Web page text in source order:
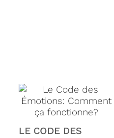
LE CODE DES